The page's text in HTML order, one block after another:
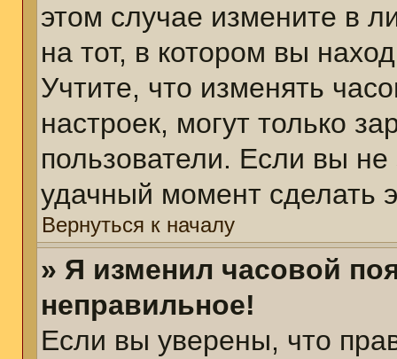
этом случае измените в
на тот, в котором вы
Учтите, что изменять
настроек, могут только
пользователи. Если вы
удачный момент сделать
Вернуться к началу
» Я изменил часовой
неправильное!
Если вы уверены, что